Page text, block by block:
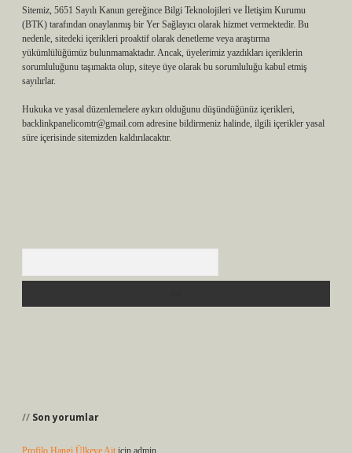
Sitemiz, 5651 Sayılı Kanun gereğince Bilgi Teknolojileri ve İletişim Kurumu
(BTK) tarafından onaylanmış bir Yer Sağlayıcı olarak hizmet vermektedir. Bu
nedenle, sitedeki içerikleri proaktif olarak denetleme veya araştırma
yükümlülüğümüz bulunmamaktadır. Ancak, üyelerimiz yazdıkları içeriklerin
sorumluluğunu taşımakta olup, siteye üye olarak bu sorumluluğu kabul etmiş
sayılırlar.
Hukuka ve yasal düzenlemelere aykırı olduğunu düşündüğünüz içerikleri,
backlinkpanelicomtr@gmail.com adresine bildirmeniz halinde, ilgili içerikler yasal
süre içerisinde sitemizden kaldırılacaktır.
Son yorumlar
Profilo Hangi Ülkeye Ait için admin